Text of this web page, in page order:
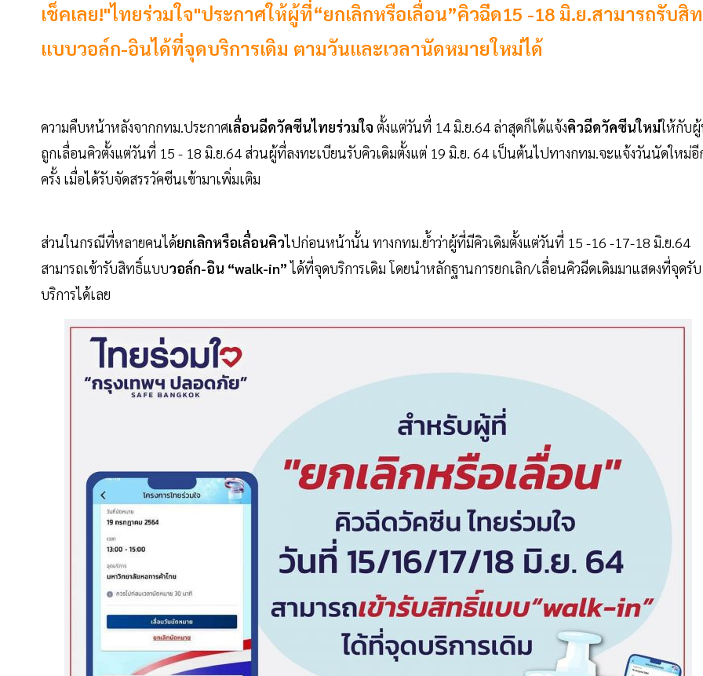
เช็คเลย!"ไทยร่วมใจ"ประกาศให้ผู้ที่“ยกเลิกหรือเลื่อน”คิวฉีด15 -18 มิ.ย.สามารถรับสิ
แบบวอล์ก-อินได้ที่จุดบริการเดิม ตามวันและเวลานัดหมายใหม่ได้
ความคืบหน้าหลังจากกทม.ประกาศเลื่อนฉีดวัคซีนไทยร่วมใจ ตั้งแต่วันที่ 14 มิ.ย.64 ล่าสุดก็ได้แจ้งคิวฉีดวัคซีนใหม่ให้กับ
ถูกเลื่อนคิวตั้งแต่วันที่ 15 - 18 มิ.ย.64 ส่วนผู้ที่ลงทะเบียนรับคิวเดิมตั้งแต่ 19 มิ.ย. 64 เป็นต้นไปทางกทม.จะแจ้งวันนัดใหม่อี
ครั้ง เมื่อได้รับจัดสรรวัคซีนเข้ามาเพิ่มเติม
ส่วนในกรณีที่หลายคนได้ยกเลิกหรือเลื่อนคิวไปก่อนหน้านั้น ทางกทม.ย้ำว่าผู้ที่มีคิวเดิมตั้งแต่วันที่ 15 -16 -17-18 มิ.ย.64
สามารถเข้ารับสิทธิ์แบบวอล์ก-อิน “walk-in”ได้ที่จุดบริการเดิม โดยนำหลักฐานการยกเลิก/เลื่อนคิวฉีดเดิมมาแสดงที่จุดรับ
บริการได้เลย